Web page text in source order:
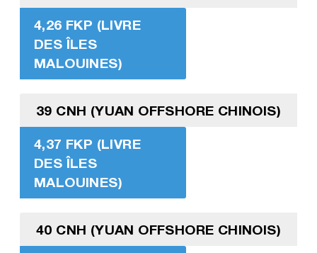
4,26 FKP (LIVRE
DES ÎLES
MALOUINES)
39 CNH (YUAN OFFSHORE CHINOIS)
4,37 FKP (LIVRE
DES ÎLES
MALOUINES)
40 CNH (YUAN OFFSHORE CHINOIS)